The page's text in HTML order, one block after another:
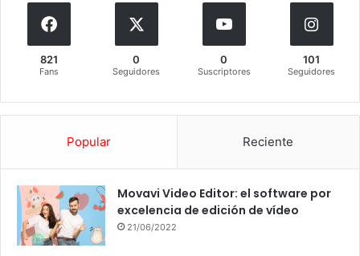
821
Fans
0
Seguidores
0
Suscriptores
101
Seguidores
Popular Reciente
Movavi Video Editor: el software por
excelencia de edición de vídeo
21/06/2022